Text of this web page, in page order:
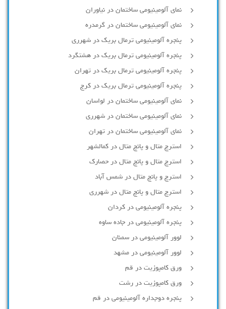
نمای آلومینیومی ساختمان در نیاوران
نمای آلومینیومی ساختمان در گرمدره
پنجره آلومینیومی ترمال بریک در شهرری
پنجره آلومینیومی ترمال بریک در هشتگرد
پنجره آلومینیومی ترمال بریک در تهران
پنجره آلومینیومی ترمال بریک در کرج
نمای آلومینیومی ساختمان در لواسان
نمای آلومینیومی ساختمان در شهرری
نمای آلومینیومی ساختمان در تهران
استرچ متال و پانچ متال در کمالشهر
استرچ متال و پانچ متال در حصارك
استرچ و پانچ متال در شمس آباد
استرچ متال و پانچ متال در شهرری
پنجره آلومینیومی در کردان
پنجره آلومینیومی در جاده ساوه
لوور آلومینیومی در سمنان
لوور آلومینیومی در مشهد
ورق کامپوزیت در قم
ورق کامپوزیت در رشت
پنجره دوجداره آلومينيومی در قم